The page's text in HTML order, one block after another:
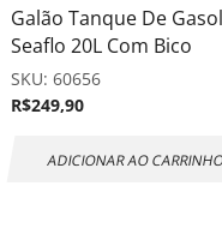
Galão Tanque De
Seaflo 20L Com Bico
SKU: 60656
R$249,90
ADICIONAR AO